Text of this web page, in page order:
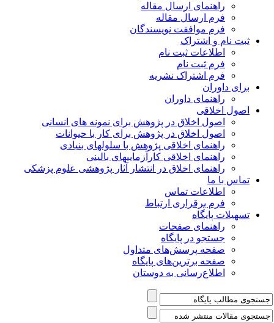
راهنمای ارسال مقاله
فرم ارسال مقاله
فرم موافقت نویسندگان
ثبت نام و اشتراک
اطلاعات ثبت نام
فرم ثبت نام
فرم اشتراک نشریه
برای داوران
راهنمای داوران
اصول اخلاقی
اصول اخلاق در پژوهش برای نمونه های انسانی
اصول اخلاق در پژوهش برای کار با حیوانات
راهنمای اخلاقی پژوهش با سلولهای بنیادی
راهنمای اخلاقی کارآزماییهای بالینی
راهنمای اخلاق در انتشار آثار پژوهشی علوم پزشکی
تماس با ما
اطلاعات تماس
فرم برقراری ارتباط
تسهیلات پایگاه
راهنمای صفحات
جستجو در پایگاه
صفحه پرسش‌های متداول
صفحه برترین‌های پایگاه
اطلاع‌رسانی به دوستان